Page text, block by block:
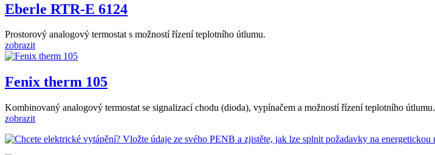
Eberle RTR-E 6124
Prostorový analogový termostat s možností řízení teplotního útlumu.
zobrazit
Fenix therm 105
Kombinovaný analogový termostat se signalizací chodu (dioda), vypínačem a možností řízení teplotního útlumu.
zobrazit